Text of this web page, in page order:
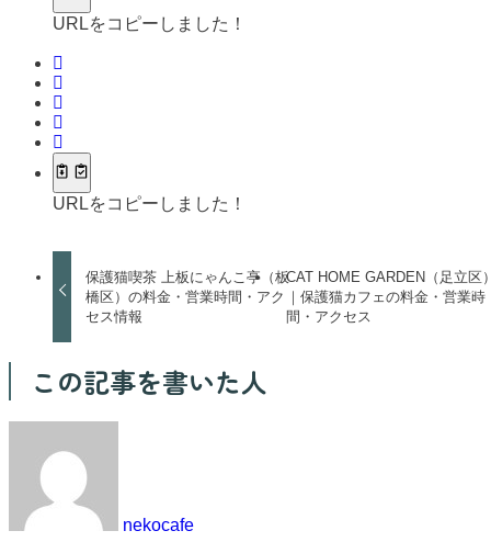
URLをコピーしました！
URLをコピーしました！
保護猫喫茶 上板にゃんこ亭（板
橋区）の料金・営業時間・アク
セス情報
CAT HOME GARDEN（足立区
｜保護猫カフェの料金・営業時
間・アクセス
この記事を書いた人
nekocafe